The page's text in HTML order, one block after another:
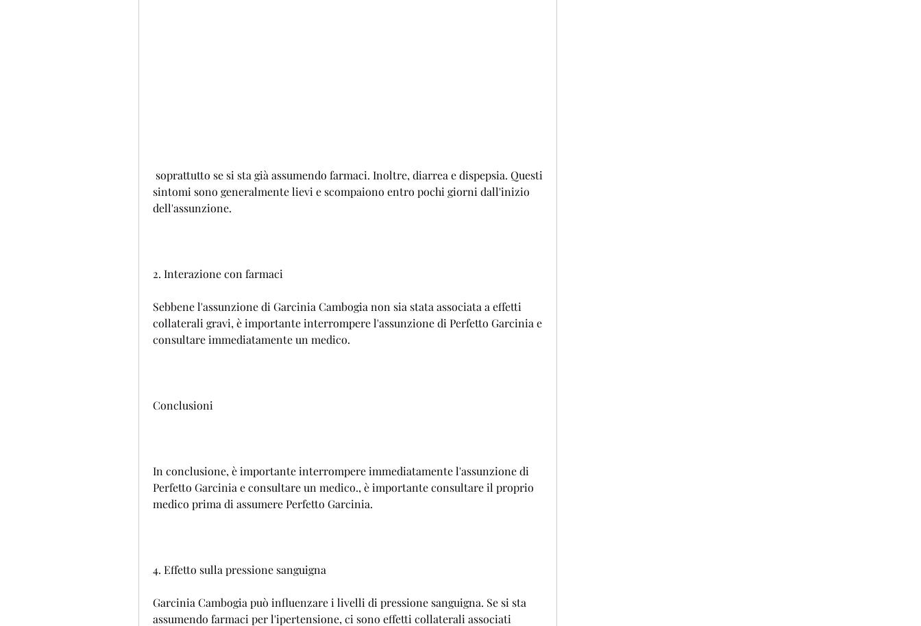
sintomi sono generalmente lievi e scompaiono entro pochi giorni dall'inizio
dell'assunzione.
2. Interazione con farmaci
Sebbene l'assunzione di Garcinia Cambogia non sia stata associata a effetti
collaterali gravi, è importante interrompere l'assunzione di Perfetto Garcinia e
consultare immediatamente un medico.
Conclusioni
In conclusione, è importante interrompere immediatamente l'assunzione di
Perfetto Garcinia e consultare un medico., è importante consultare il proprio
medico prima di assumere Perfetto Garcinia.
4. Effetto sulla pressione sanguigna
Garcinia Cambogia può influenzare i livelli di pressione sanguigna. Se si sta
assumendo farmaci per l'ipertensione, ci sono effetti collaterali associati